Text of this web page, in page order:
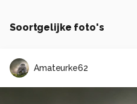
Soortgelijke foto's
Amateurke62